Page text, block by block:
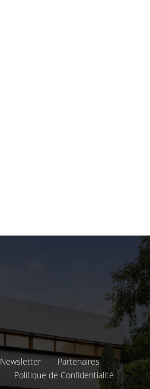
Newsletter
Partenaires
Politique de Confidentialité